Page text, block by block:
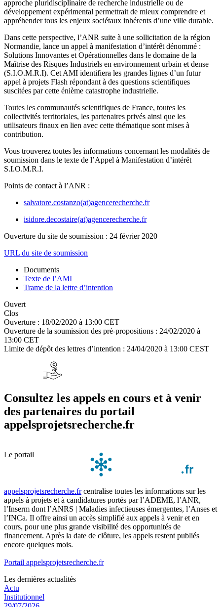
approche pluridisciplinaire de recherche industrielle ou de
développement expérimental permettrait de mieux comprendre et
appréhender tous les enjeux sociétaux inhérents d’une ville durable.
Dans cette perspective, l’ANR suite à une sollicitation de la région
Normandie, lance un appel à manifestation d’intérêt dénommé :
Solutions Innovantes et Opérationnelles dans le domaine de la
Maîtrise des Risques Industriels en environnement urbain et dense
(S.I.O.M.R.I). Cet AMI identifiera les grandes lignes d’un futur
appel à projets Flash répondant à des questions scientifiques
suscitées par cette énième catastrophe industrielle.
Toutes les communautés scientifiques de France, toutes les
collectivités territoriales, les partenaires privés ainsi que les
utilisateurs finaux en lien avec cette thématique sont mises à
contribution.
Vous trouverez toutes les informations concernant les modalités de
soumission dans le texte de l’Appel à Manifestation d’intérêt
S.I.O.M.R.I.
Points de contact à l’ANR :
salvatore.costanzo(at)agencerecherche.fr
isidore.decostaire(at)agencerecherche.fr
Ouverture du site de soumission : 24 février 2020
URL du site de soumission
Documents
Texte de l’AMI
Trame de la lettre d’intention
Ouvert
Clos
Ouverture : 18/02/2020 à 13:00 CET
Ouverture de la soumission des pré-propositions : 24/02/2020 à
13:00 CET
Limite de dépôt des lettres d’intention : 24/04/2020 à 13:00 CEST
Consultez les appels en cours et à venir
des partenaires du portail
appelsprojetsrecherche.fr
Le portail
appelsprojetsrecherche.frcentralise toutes les informations sur les
appels à projets et à candidatures portés par l’ADEME, l’ANR,
l’Inserm dont l’ANRS | Maladies infectieuses émergentes, l’Anses et
l’INCa. Il offre ainsi un accès simplifié aux appels à venir et en
cours, pour une plus grande visibilité des opportunités de
financement. Après la date de clôture, les appels restent publiés
encore quelques mois.
Portail appelsprojetsrecherche.fr
Les dernières actualités
Actu
Institutionnel